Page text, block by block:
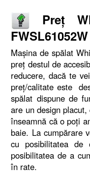
Preț
Mașina de spălat
preț destul de
reducere, dacă te
preț/calitate este
spălat dispune de
are un design
înseamnă că o poți
baie. La cumpărare
cu posibilitatea de
posibilitatea de a
în rate.